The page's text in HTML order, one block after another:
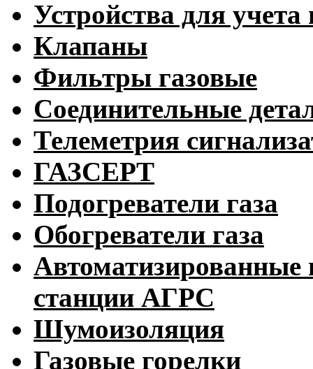
Устройства для учета
Клапаны
Фильтры газовые
Соединительные
Телеметрия
ГАЗСЕРТ
Подогреватели газа
Обогреватели газа
Автоматизированные
станции АГРС
Шумоизоляция
Газовые горелки